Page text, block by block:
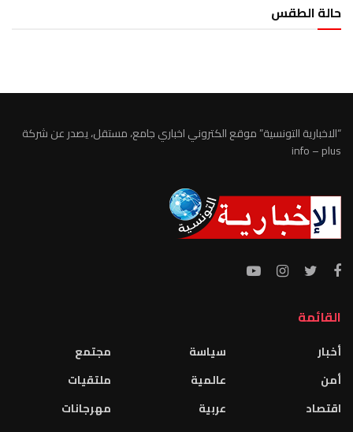
حالة الطقس
“الاخبارية التونسية” موقع الكتروني اخباري جامع، مستقل، يصدر عن شركة
info – plus
القائمة
أخبار
أمن
اقتصاد
سياسة
عالمية
عربية
مجتمع
ملتقيات
مهرجانات